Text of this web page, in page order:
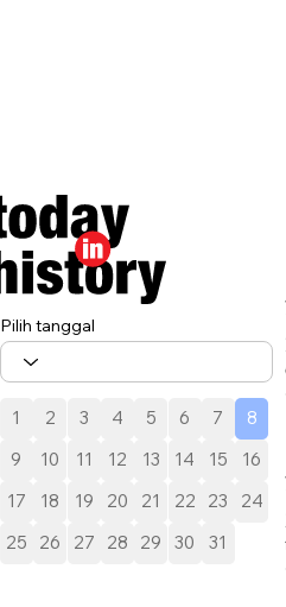
Pilih tanggal
1 2 3 4 5 6 7
8
9
10 11 12 13 14 15
16
17
18 19 20 21 22 23
24
25
26 27 28 29 30 31